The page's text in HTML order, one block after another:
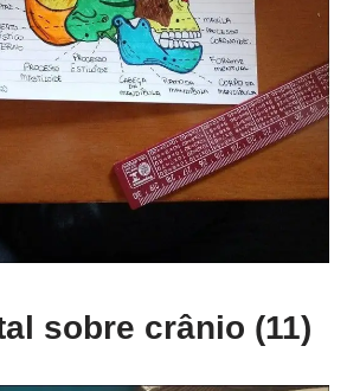
sobre crânio (11)